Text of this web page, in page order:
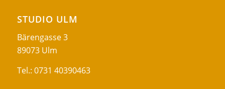
STUDIO ULM
Bärengasse 3
89073 Ulm
Tel.: 0731 40390463